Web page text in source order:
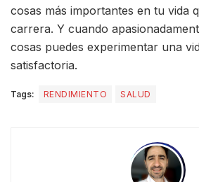
cosas más importantes en tu vida
carrera. Y cuando
cosas puedes experimentar una
satisfactoria.
Tags: RENDIMIENTO SALUD